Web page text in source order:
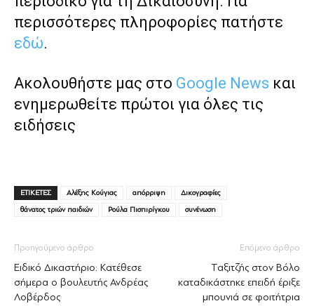
περισσότερες πληροφορίες πατήστε
εδώ.
Ακολουθήστε μας στο Google News και
ενημερωθείτε πρώτοι για όλες τις
ειδήσεις
ΕΤΙΚΕΤΕΣ Αλέξης Κούγιας απόρριψη
Δικογραφίες
θάνατος τριών παιδιών
Ρούλα Πισπιρίγκου συνένωση
Προηγούμενο άρθρο
Ειδικό Δικαστήριο: Κατέθεσε
σήμερα ο βουλευτής Ανδρέας
Λοβέρδος
Επόμενο άρθρο
Ταξιτζής στον Βόλο
καταδικάστηκε επειδή έριξε
μπουνιά σε φοιτήτρια